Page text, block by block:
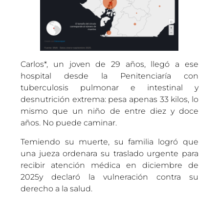
Carlos*, un joven de 29 años, llegó a ese
hospital desde la Penitenciaría con
tuberculosis pulmonar e intestinal y
desnutrición extrema: pesa apenas 33 kilos, lo
mismo que un niño de entre diez y doce
años. No puede caminar.
Temiendo su muerte, su familia logró que
una jueza ordenara su traslado urgente para
recibir atención médica en diciembre de
2025y declaró la vulneración contra su
derecho a la salud.